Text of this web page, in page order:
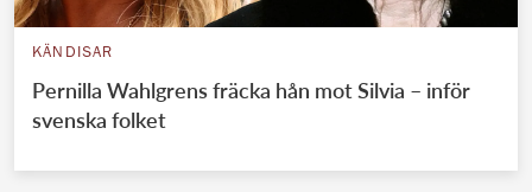
KÄNDISAR
Pernilla Wahlgrens fräcka hån mot Silvia – inför
svenska folket